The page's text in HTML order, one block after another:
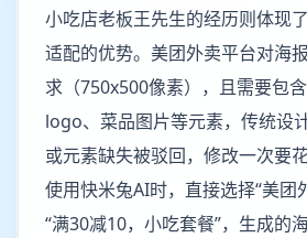
小吃店老板王先生的经历则体现
适配的优势。美团外卖平台对海
求（750x500像素），且需要包
logo、菜品图片等元素，传统设
或元素缺失被驳回，修改一次要
使用快米兔AI时，直接选择“美团
“满30减10，小吃套餐”，生成的